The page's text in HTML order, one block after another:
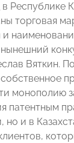
Республике
торговая
и
Вяткин.
монополию
патентным
но и в